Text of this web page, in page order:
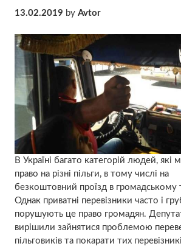
13.02.2019 by Avtor
В Україні багато категорій людей, які
право на різні пільги, в тому числі на
безкоштовний проїзд в громадському
Однак приватні перевізники часто і
порушують це право громадян.
вирішили зайнятися проблемою
пільговиків та покарати тих